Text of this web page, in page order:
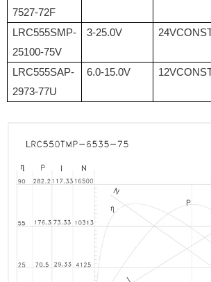
7527-72F
LRC555SMP-
25100-75V
3-25.0V
LRC555SAP-
2973-77U
6.0-15.0V